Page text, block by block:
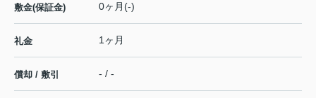
敷金(保証金) 0ヶ月(-)
礼金 1ヶ月
償却 / 敷引 - / -